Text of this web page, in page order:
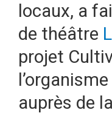
locaux, a
de théâtre
projet
auprès de